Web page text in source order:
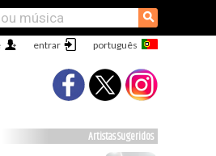
⚲
entrar
Artistas Sugeridos